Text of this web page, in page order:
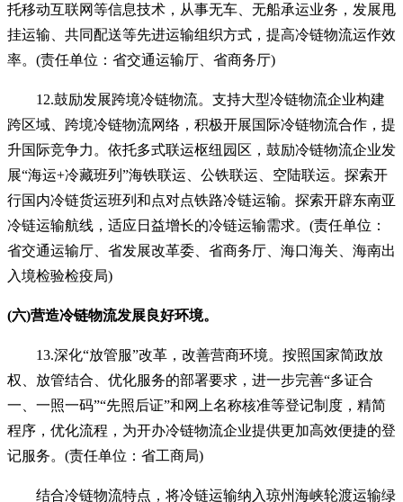
托移动互联网等信息技术，从事无车、无船承运业务，发展甩
挂运输、共同配送等先进运输组织方式，提高冷链物流运作效
率。(责任单位：省交通运输厅、省商务厅)
12.鼓励发展跨境冷链物流。支持大型冷链物流企业构建
跨区域、跨境冷链物流网络，积极开展国际冷链物流合作，提
升国际竞争力。依托多式联运枢纽园区，鼓励冷链物流企业发
展“海运+冷藏班列”海铁联运、公铁联运、空陆联运。探索开
行国内冷链货运班列和点对点铁路冷链运输。探索开辟东南亚
冷链运输航线，适应日益增长的冷链运输需求。(责任单位：
省交通运输厅、省发展改革委、省商务厅、海口海关、海南出
入境检验检疫局)
(六)营造冷链物流发展良好环境。
13.深化“放管服”改革，改善营商环境。按照国家简政放
权、放管结合、优化服务的部署要求，进一步完善“多证合
一、一照一码”“先照后证”和网上名称核准等登记制度，精简
程序，优化流程，为开办冷链物流企业提供更加高效便捷的登
记服务。(责任单位：省工商局)
结合冷链物流特点，将冷链运输纳入琼州海峡轮渡运输绿